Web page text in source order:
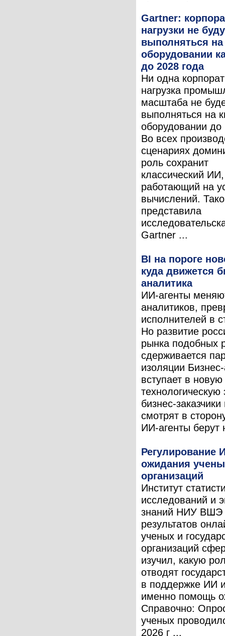
Gartner:
нагрузки не
выполняться
оборудовании
до 2028 года
Ни одна
нагрузка
масштаба не
выполняться на
оборудовании до
Во всех
сценариях
роль сохранит
классический ИИ,
работающий на
вычислений.
представила
Gartner ...
BI на пороге
куда движется
аналитика
ИИ-агенты
аналитиков,
исполнителей в
Но развитие
рынка подобных
сдерживается
изоляции
вступает в новую
технологическую
бизнес-
смотрят в
ИИ-агенты берут
Регулирование
ожидания
организаций
Институт
исследований и
знаний НИУ ВШЭ
результатов
ученых и
организаций
изучил, какую
отводят
в поддержке ИИ
именно помощь
Справочно:
ученых
2026 г ...